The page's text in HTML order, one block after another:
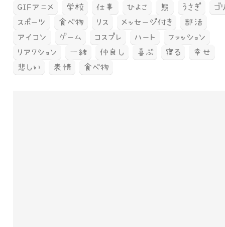
GIFアニメ 学校 仕事 ひよこ 熊 うさぎ
ゴ
スポーツ
食べ物 リス メッセージ付き
部活
アイコン
ゲーム コスプレ ハート
ファッション
リアクション
一緒 仲良し 喜ぶ 寝る
幸せ
悲しい
表情 食べ物